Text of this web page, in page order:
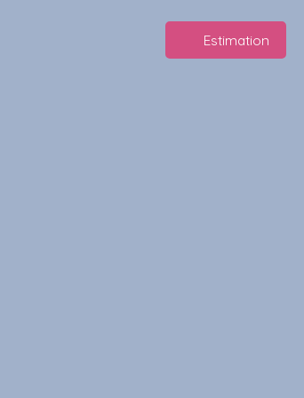
Estimation